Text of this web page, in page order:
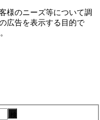
様のニーズ等について調
広告を表⽰する⽬的で